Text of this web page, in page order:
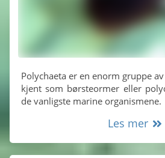
Polychaeta er en enorm gruppe
kjent som børsteormer eller
de vanligste marine organismene.
Les mer